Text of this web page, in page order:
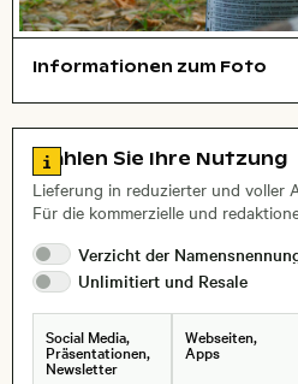
Informationen zum Foto
Zu den
Wählen Sie Ihre Nutzung
Lieferung in reduzierter und voller
Für die kommerzielle und
Verzicht der
Unlimitiert und Resale
Social Media,
Präsentationen,
Newsletter
Webseiten,
Apps